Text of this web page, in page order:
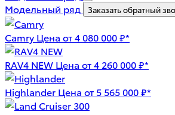
Модельный ряд
Заказать обратный
Camry Цена от 4 080 000 ₽*
RAV4 NEW Цена от 4 260 000 ₽*
Highlander Цена от 5 565 000 ₽*